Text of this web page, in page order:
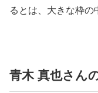
るとは、大きな枠の
青木 真也さん